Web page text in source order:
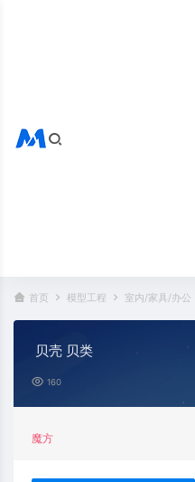
首页 模型工程 室内/家具/办公
贝壳 贝类
160
魔方